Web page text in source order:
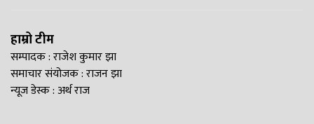
हाम्रो टीम
सम्पादक : राजेश कुमार झा
समाचार संयोजक : राजन झा
न्यूज डेस्क : अर्थ राज